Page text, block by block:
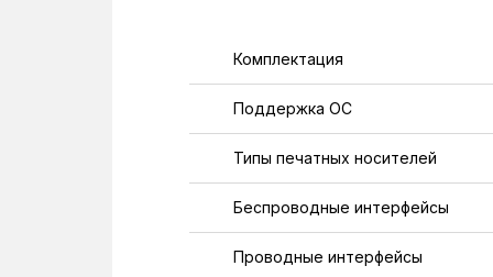
Комплектация
Поддержка ОС
Типы печатных носителей
Беспроводные интерфейсы
Проводные интерфейсы